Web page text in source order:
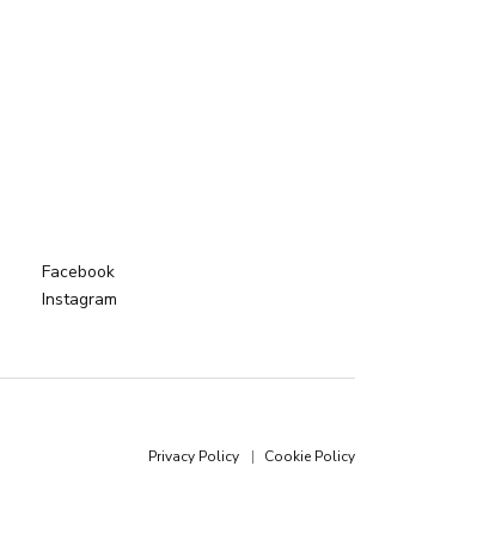
Facebook
Instagram
Privacy Policy Cookie Policy